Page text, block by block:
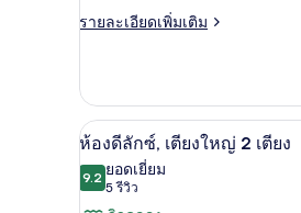
เรีย,
2
เตียง
รายละเอียดเพิ่มเติม
ราย
เกี่ยว
กับ
ห้อง
พี
เปิด
ภาพถ่าย
ทั้งหมด
6
ห้องดีลักซ์, เตียงใหญ่ 2 เตียง
9.29.2 จาก 10
ยอดเยี่ยม
5 รีวิว
(5